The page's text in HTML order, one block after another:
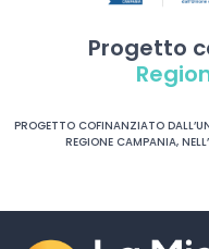
Progetto
PROGETTO COFINANZIATO
REGIONE CAMPANIA,